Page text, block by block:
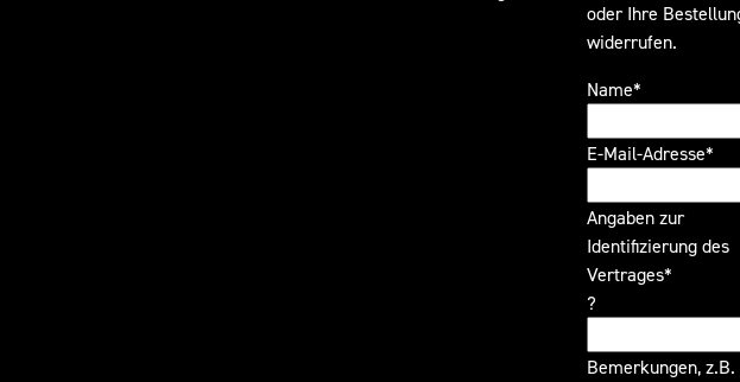
oder Ihre
widerrufen.
Name*
E-Mail-Adresse*
Angaben zur
Identifizierung des
Vertrages*
?
Bemerkungen, z.B.